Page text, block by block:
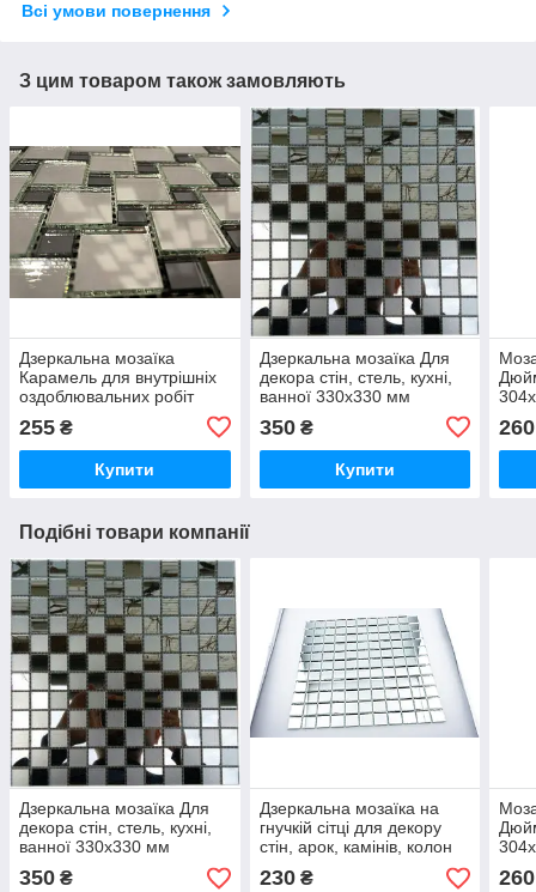
Всі умови повернення
З цим товаром також замовляють
Дзеркальна мозаїка
Карамель для внутрішніх
оздоблювальних робіт
255 ₴
Купити
Дзеркальна мозаїка Для
декора стін, стель, кухні,
ванної 330х330 мм
350₴
Купити
260
Подібні товари компанії
Дзеркальна мозаїка Для
декора стін, стель, кухні,
ванної 330х330 мм
350 ₴
Дзеркальна мозаїка на
гнучкій сітці для декору
стін, арок, камінів, колон
274х274 мм
230₴ 260